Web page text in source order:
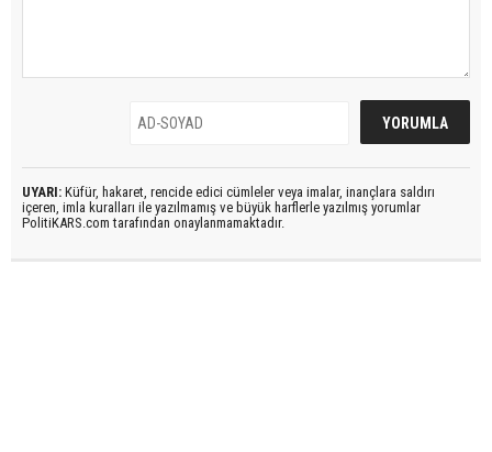
UYARI: Küfür, hakaret, rencide edici cümleler veya imalar, inançlara saldırı
içeren, imla kuralları ile yazılmamış ve büyük harflerle yazılmış yorumlar
PolitiKARS.com tarafından onaylanmamaktadır.